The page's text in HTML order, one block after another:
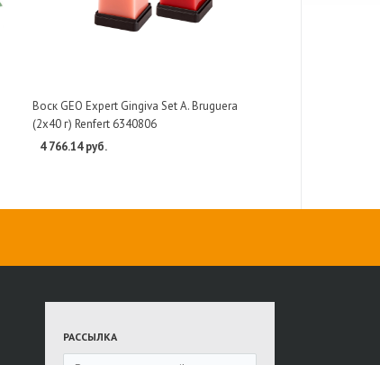
Воск GEO Expert Gingiva Set А. Bruguera
(2х40 г) Renfert 6340806
4 766.14 руб.
РАССЫЛКА